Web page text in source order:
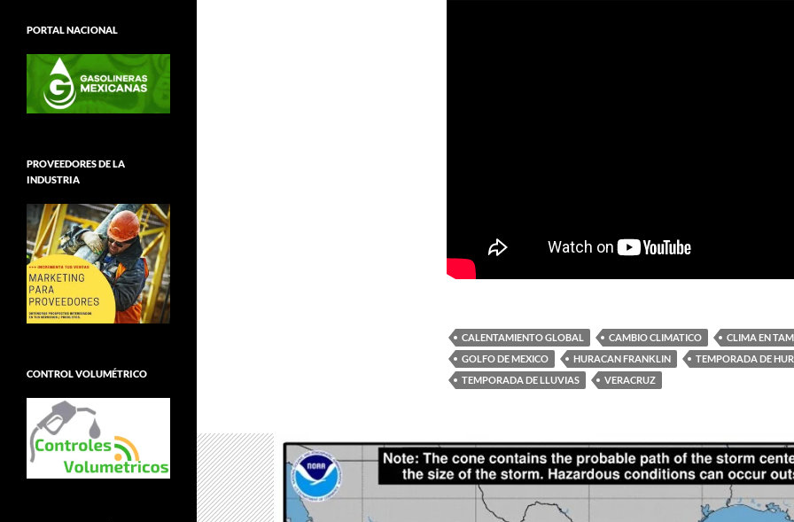
CALENTAMIENTO GLOBAL CAMBIO CLIMATICO
CLIMA EN
GOLFO DE MEXICO
HURACAN FRANKLIN
TEMPORADA DE
TEMPORADA DE LLUVIAS
VERACRUZ
PORTAL NACIONAL
PROVEEDORES DE LA
INDUSTRIA
CONTROL VOLUMÉTRICO